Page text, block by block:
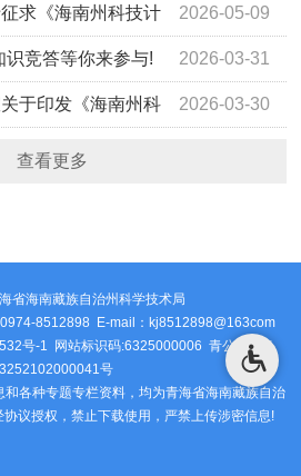
2026-05-09
求《海南州科技计
》意见的函 2026-03-31
识竞答等你来参与!
2026-03-30
于印发《海南州科
通知
查看更多
省海南藏族自治州科学技术局
8512898 E-mail：kj8512898@163com
号-1 网站标识码:6325000006 青公安网备
号
各种专题专栏资料，均为青海省海南藏族自治
议授权，禁止下载使用，严禁上传涉密信息!